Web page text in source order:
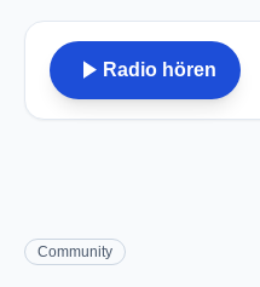
play_arrow Radio hören
Community